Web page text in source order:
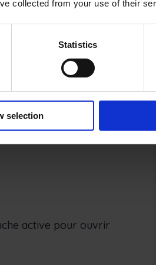
collected from your use of their
Statistics
selection
de l’appareil
tablette pour prendre
à déverrouiller
active pour ouvrir